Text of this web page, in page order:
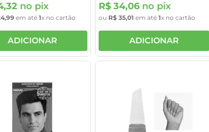
,32 no pix
,99 em até 1x no cartão
ADICIONAR
R$ 34,06 no pix
ou R$ 35,01 em até1x no cartão
ADICIONAR